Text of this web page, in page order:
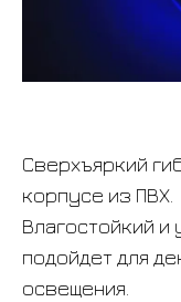
Сверхъяркий
корпусе из ПВХ.
Влагостойкий
подойдет для
освещения.